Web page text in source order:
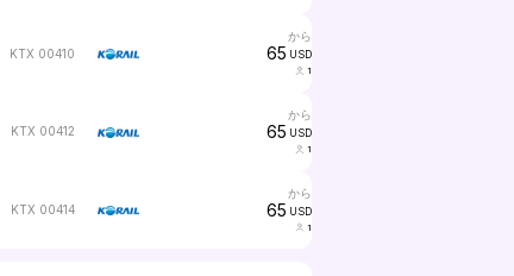
KTX 00410
から
65 USD
1
KTX 00412
から
65 USD
1
KTX 00414
から
65 USD
1